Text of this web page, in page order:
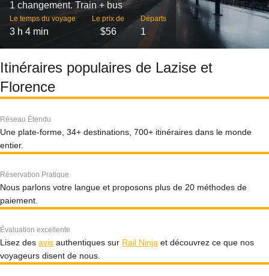
1 changement. Train + bus
Le temps du voyage
3 h 4 min
Le prix de
$56
Départs
1
Itinéraires populaires de Lazise et
Florence
Réseau Étendu
Une plate-forme, 34+ destinations, 700+ itinéraires dans le monde
entier.
Réservation Pratique
Nous parlons votre langue et proposons plus de 20 méthodes de
paiement.
Évaluation excellente
Lisez des avis authentiques sur Rail Ninja et découvrez ce que nos
voyageurs disent de nous.